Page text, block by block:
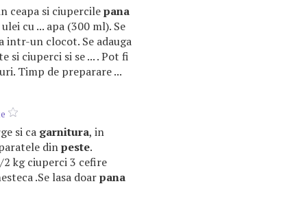
ceapa si ciupercilepana
cu ... apa (300 ml). Se
intr-un clocot. Se adauga
si ciuperci si se ... . Pot fi
Timp de preparare ...
si ca garnitura, in
dinpeste.
kg ciuperci 3 cefire
.Se lasa doarpana